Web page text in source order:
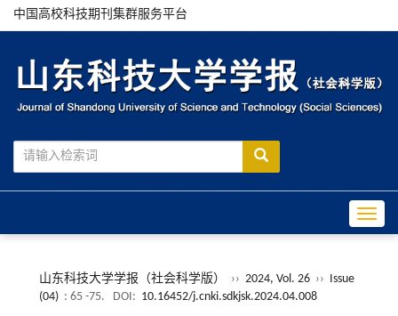
中国高校科技期刊集群服务平台
山东科技大学学报（社会科学版） ›› 2024, Vol. 26 ›› Issue
(04) : 65 -75. DOI: 10.16452/j.cnki.sdkjsk.2024.04.008